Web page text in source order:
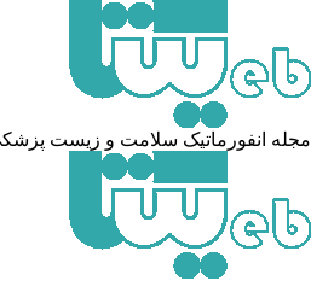
انفورماتیک سلامت و زیست پزشکی